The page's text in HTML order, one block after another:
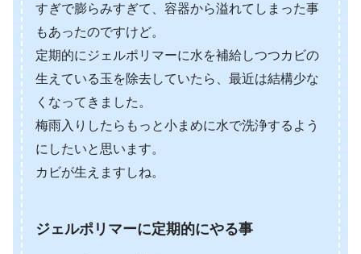
すぎで膨らみすぎて、容器から溢れてしまった事
もあったのですけど。
定期的にジェルポリマーに水を補給しつつカビの
生えている玉を除去していたら、最近は結構少な
くなってきました。
梅雨入りしたらもっと小まめに水で洗浄するよう
にしたいと思います。
カビが生えますしね。
ジェルポリマーに定期的にやる事